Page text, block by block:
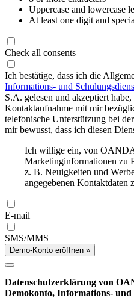
Uppercase and lowercase
At least one digit and
Check all consents
Ich bestätige, dass ich die
Informations- und
S.A. gelesen und akzeptiert
Kontaktaufnahme mit mir
telefonische Unterstützung bei
mir bewusst, dass ich diesen
Ich willige ein, von
Marketinginformationen zu
z. B. Neuigkeiten und
angegebenen Kontaktdaten
E-mail
SMS/MMS
Demo-Konto eröffnen »
Datenschutzerklärung von
Demokonto, Informations- und